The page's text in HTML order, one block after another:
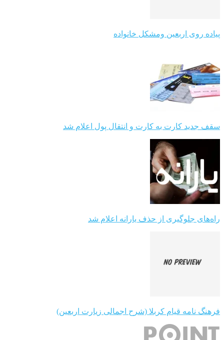
پیاده روی اربعین ومشکل خانواده
سقف جدید کارت به کارت و انتقال پول اعلام شد
راه‌های جلوگیری از حذف یارانه اعلام شد
فرهنگ نامه قیام کربلا (شرح اجمالی زیارت اربعین)